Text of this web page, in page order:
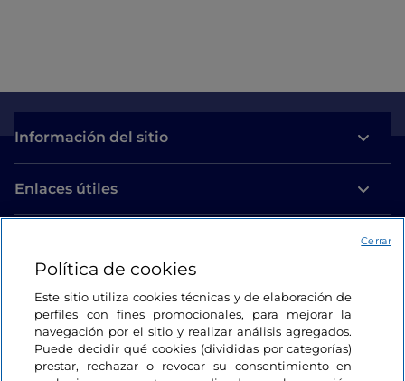
Información del sitio
Enlaces útiles
Estamos en contacto
Política de cookies
Este sitio utiliza cookies técnicas y de elaboración de
perfiles con fines promocionales, para mejorar la
navegación por el sitio y realizar análisis agregados.
Puede decidir qué cookies (divididas por categorías)
prestar, rechazar o revocar su consentimiento en
Cerrar